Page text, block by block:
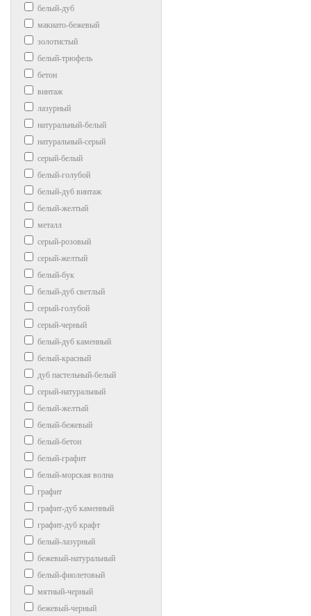
белый-дуб
макиато-бежевый
золотистый
белый-трюфель
бетон
винтаж
лазурный
натуральный-белый
натуральный-серый
серый-белый
белый-голубой
белый-дуб винтаж
белый-желтый
металл
серый-розовый
серый-желтый
белый-бук
белый-дуб светлый
серый-голубой
серый-черный
белый-дуб каменный
белый-красный
дуб пастельный-белый
серый-натуральный
белый-желтый
белый-бежевый
белый-бетон
белый-графит
белый-морская волна
графит
графит-дуб каменный
графит-дуб крафт
белый-лазурный
бежевый-натуральный
белый-фиолетовый
мятный-черный
бежевый-черный